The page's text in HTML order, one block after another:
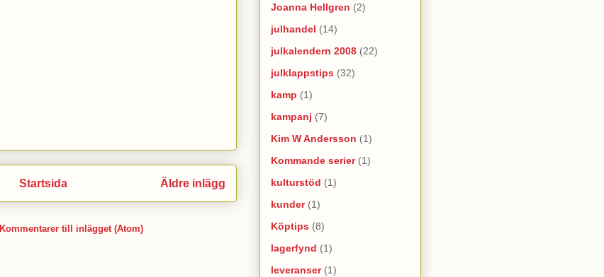
Äldre inlägg
Startsida
Kommentarer till inlägget (Atom)
Joanna Hellgren (2)
julhandel (14)
julkalendern 2008 (22)
julklappstips (32)
kamp (1)
kampanj (7)
Kim W Andersson (1)
Kommande serier (1)
kulturstöd (1)
kunder (1)
Köptips (8)
lagerfynd (1)
leveranser (1)